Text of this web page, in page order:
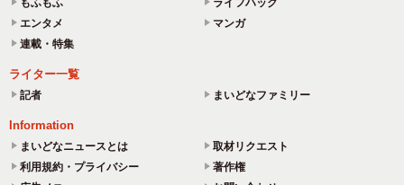
もふもふ
ライフハック
エンタメ
マンガ
連載・特集
ライター一覧
記者 まいどなファミリー
Information
まいどなニュースとは
取材リクエスト
利用規約・プライバシー
著作権